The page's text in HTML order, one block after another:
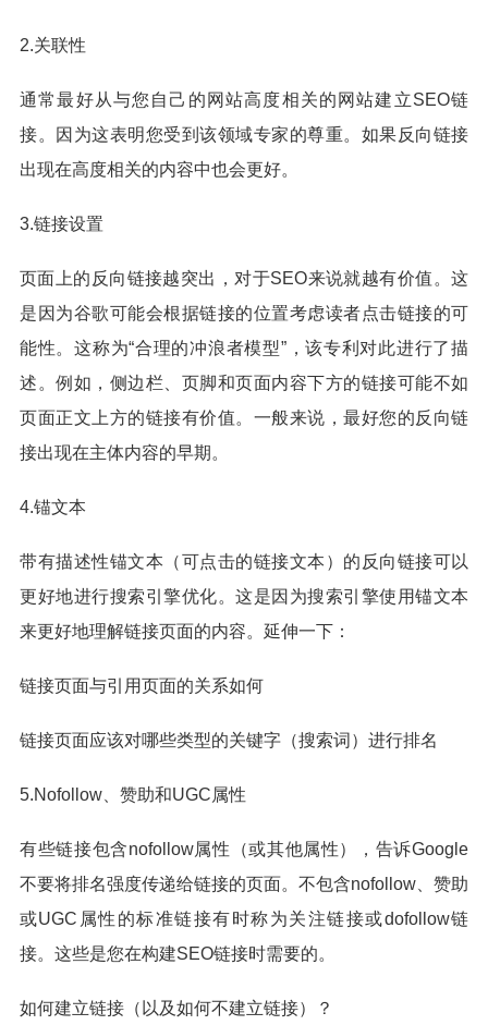
2.关联性
通常最好从与您自己的网站高度相关的网站建立SEO链
接。因为这表明您受到该领域专家的尊重。如果反向链接
出现在高度相关的内容中也会更好。
3.链接设置
页面上的反向链接越突出，对于SEO来说就越有价值。这
是因为谷歌可能会根据链接的位置考虑读者点击链接的可
能性。这称为“合理的冲浪者模型”，该专利对此进行了描
述。例如，侧边栏、页脚和页面内容下方的链接可能不如
页面正文上方的链接有价值。一般来说，最好您的反向链
接出现在主体内容的早期。
4.锚文本
带有描述性锚文本（可点击的链接文本）的反向链接可以
更好地进行搜索引擎优化。这是因为搜索引擎使用锚文本
来更好地理解链接页面的内容。延伸一下：
链接页面与引用页面的关系如何
链接页面应该对哪些类型的关键字（搜索词）进行排名
5.Nofollow、赞助和UGC属性
有些链接包含nofollow属性（或其他属性），告诉Google
不要将排名强度传递给链接的页面。不包含nofollow、赞助
或UGC属性的标准链接有时称为关注链接或dofollow链
接。这些是您在构建SEO链接时需要的。
如何建立链接（以及如何不建立链接）？